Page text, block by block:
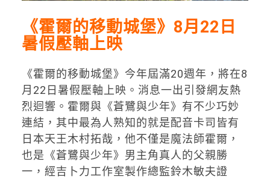
《霍爾的移動城堡》8月22日
暑假壓軸上映
《霍爾的移動城堡》今年屆滿20週年，將在8
月22日暑假壓軸上映。消息一出引發網友熱
烈迴響。霍爾與《蒼鷺與少年》有不少巧妙
連結，其中最為人熟知的就是配音卡司皆有
日本天王木村拓哉，他不僅是魔法師霍爾，
也是《蒼鷺與少年》男主角真人的父親勝
一，經吉卜力工作室製作總監鈴木敏夫證